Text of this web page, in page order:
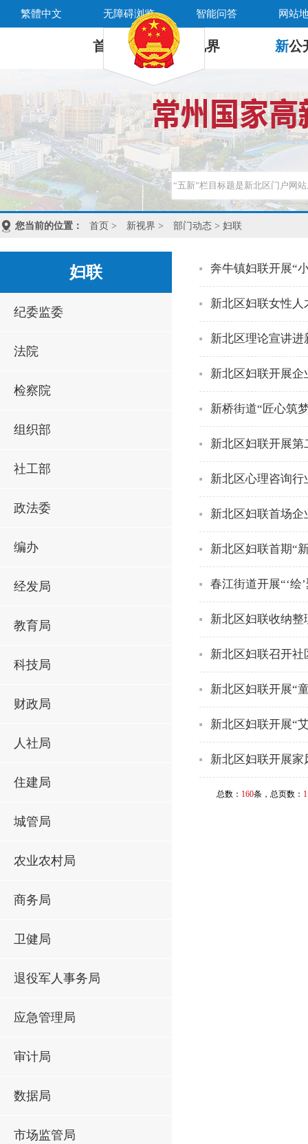
繁體中文 无障碍浏览 智能问答 网站
首 页 新 视界 新公
您当前的位置： 首页 > 新视界 > 部门动态 > 妇联
妇联
纪委监委
法院
检察院
组织部
社工部
政法委
编办
经发局
教育局
科技局
财政局
人社局
住建局
城管局
农业农村局
商务局
卫健局
退役军人事务局
应急管理局
审计局
数据局
市场监管局
奔牛镇妇联开展“
新北区妇联女性
新北区理论宣讲
新北区妇联开展
新桥街道“匠心筑
新北区妇联开展
新北区心理咨询
新北区妇联首场
新北区妇联首期“
春江街道开展“‘绘
新北区妇联收纳
新北区妇联召开
新北区妇联开展“
新北区妇联开展“​
新北区妇联开展
总数： 160条，总页数：